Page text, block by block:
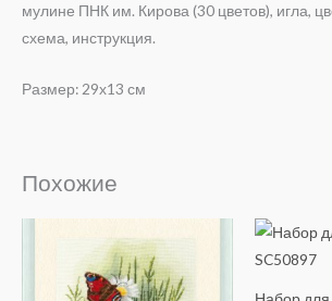
мулине ПНК им. Кирова (30 цветов), игла,
схема, инструкция.
Размер: 29х13 см
Похожие